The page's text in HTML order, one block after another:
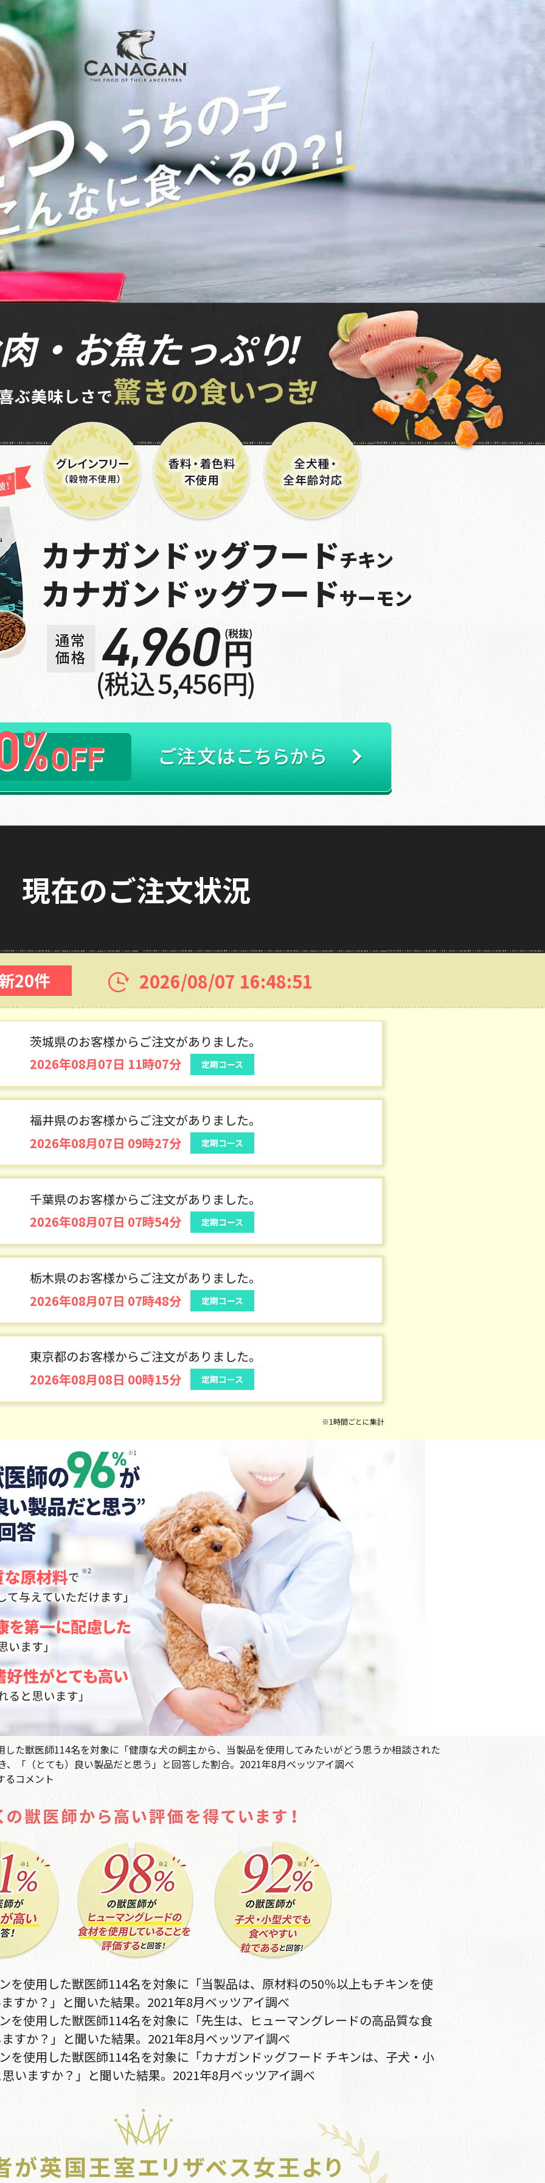
・お魚たっぷり
！
ぶ美味しさで驚きの食いつき
！
カナガンドッグフードチキン
カナガンドッグフードサーモン
現在のご注文状況
20件 2026/08/07 16:48:53
青森県のお客様からご注文がありました。
2026年08月07日 22時55分
東京都のお客様からご注文がありました。
2026年08月07日 17時48分
和歌山県のお客様からご注文がありました。
2026年08月07日 17時25分
定期コース
東京都のお客様からご注文がありました。
2026年08月07日 16時29分
山梨県のお客様からご注文がありました。
2026年08月07日 15時29分
2026年08月07日 14時40分
高知県のお客様からご注文がありました。
2026年08月07日 13時50分
高知県のお客様からご注文がありました。
2026年08月07日 13時49分
定期コース
神奈川県のお客様からご注文がありました。
2026年08月07日 13時17分
定期コース
佐賀県のお客様からご注文がありました。
2026年08月07日 12時33分
定期コース
2026年08月07日 12時29分
愛知県のお客様からご注文がありました。
2026年08月07日 11時41分
福岡県のお客様からご注文がありました。
2026年08月07日 11時18分
兵庫県のお客様からご注文がありました。
2026年08月07日 11時14分
定期コース
茨城県のお客様からご注文がありました。
2026年08月07日 11時07分
定期コース
福井県のお客様からご注文がありました。
2026年08月07日 09時27分
定期コース
千葉県のお客様からご注文がありました。
2026年08月07日 07時54分
定期コース
栃木県のお客様からご注文がありました。
2026年08月07日 07時48分
定期コース
東京都のお客様からご注文がありました。
2026年08月08日 00時15分
東京都のお客様からご注文がありました。
2026年08月08日 00時15分
定期コース
青森県のお客様からご注文がありました。
2026年08月07日 22時55分
定期コース
東京都のお客様からご注文がありました。
2026年08月07日 17時48分
和歌山県のお客様からご注文がありました。
2026年08月07日 17時25分
定期コース
※1時間ごとに集計
※2
た獣医師114名を対象に「健康な犬の飼主から、当製品を使用してみたいがどう思うか相談された
「（とても）良い製品だと思う」と回答した割合。2021年8月ベッツアイ調べ
るコメント
を使用した獣医師114名を対象に「当製品は、原材料の50％以上もチキンを使
すか？」と聞いた結果。2021年8月ベッツアイ調べ
を使用した獣医師114名を対象に「先生は、ヒューマングレードの高品質な食
すか？」と聞いた結果。2021年8月ベッツアイ調べ
を使用した獣医師114名を対象に「カナガンドッグフード チキンは、子犬・小
いますか？」と聞いた結果。2021年8月ベッツアイ調べ